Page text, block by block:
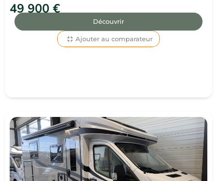
49 900 €
Découvrir
Ajouter au comparateur